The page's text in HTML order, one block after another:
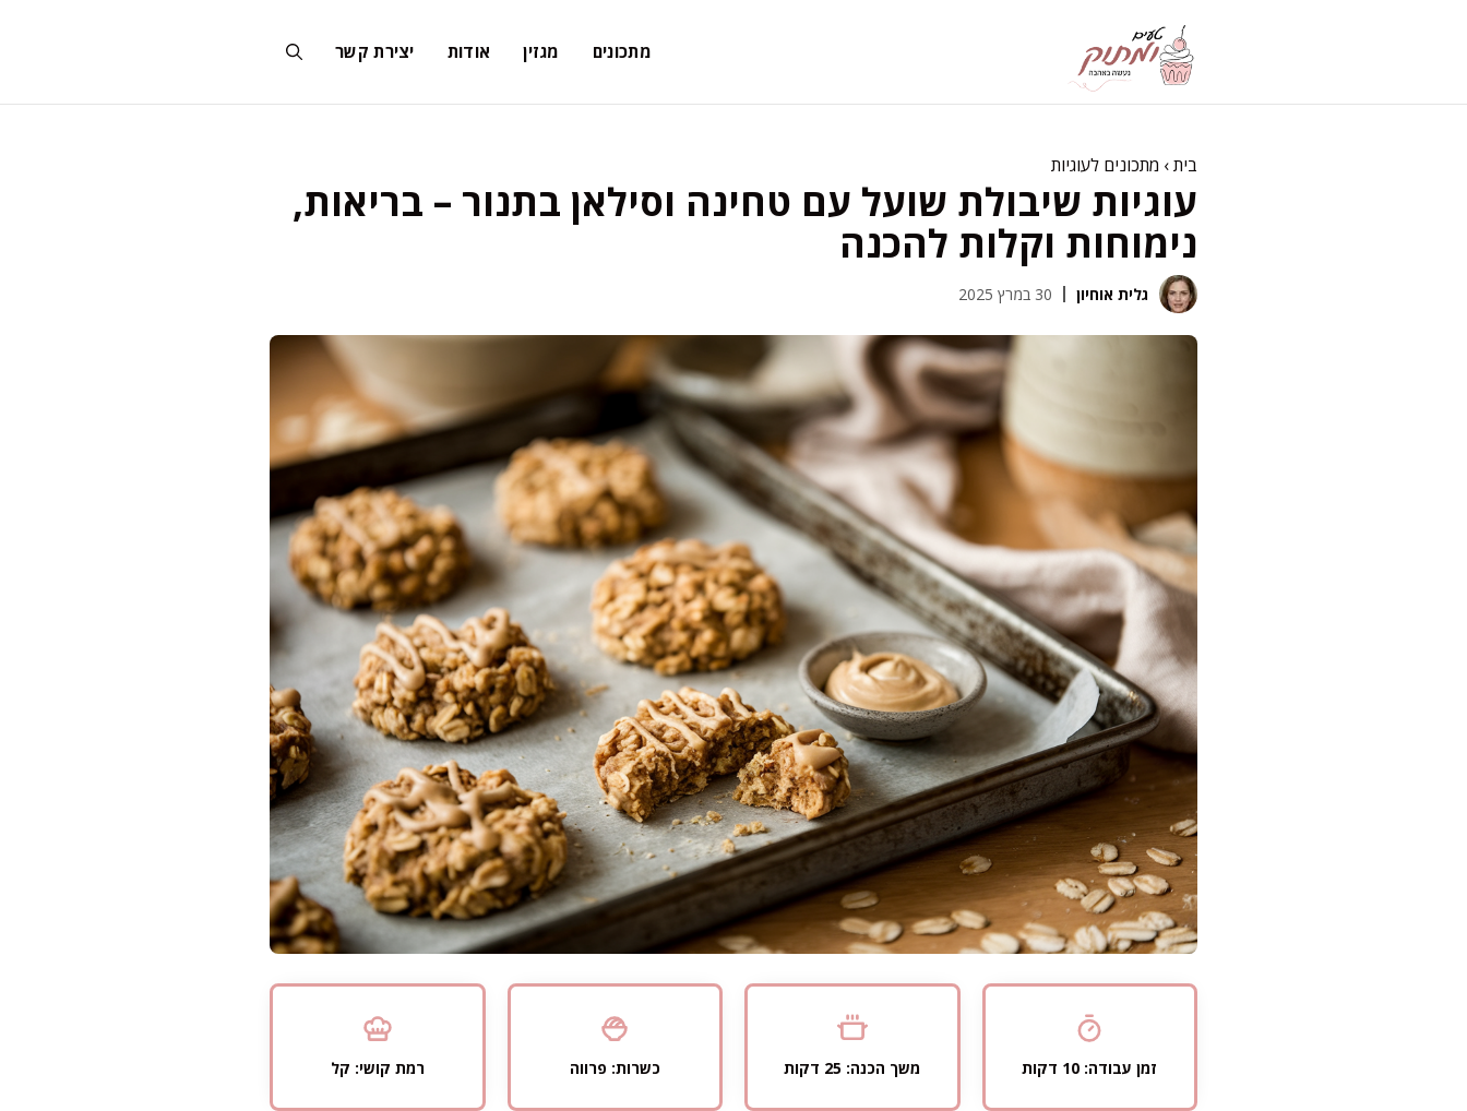
מתכונים מגזין אודות יצירת קשר
בית› מתכונים לעוגיות
עוגיות שיבולת שועל עם טחינה וסילאן בתנור – בריאות,
נימוחות וקלות להכנה
גלית אוחיון 30 במרץ 2025
זמן עבודה: 10 דקות משך הכנה: 25 דקות כשרות: פרווה רמת קושי: קל